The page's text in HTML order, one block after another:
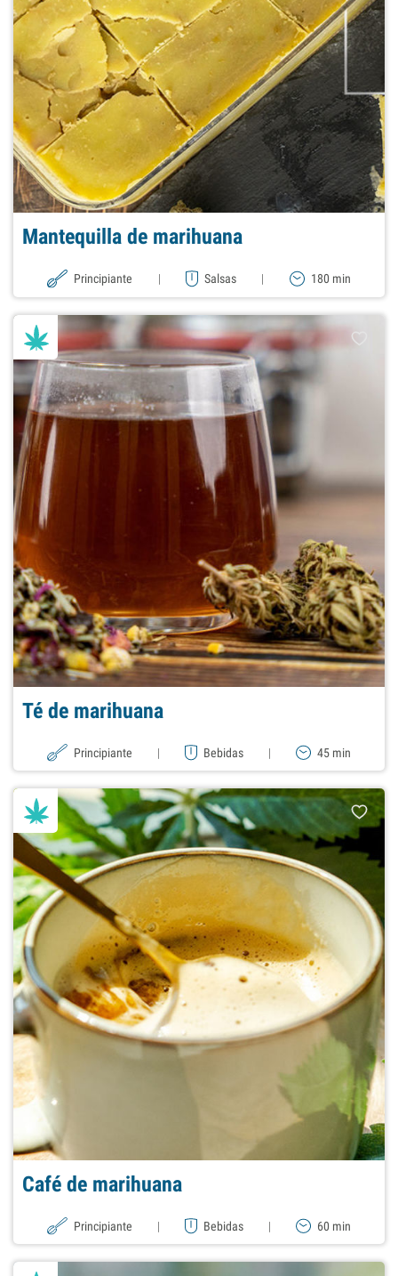
Mantequilla de marihuana
Principiante | Salsas | 180 min
Té de marihuana
Principiante | Bebidas | 45 min
Café de marihuana
Principiante | Bebidas | 60 min